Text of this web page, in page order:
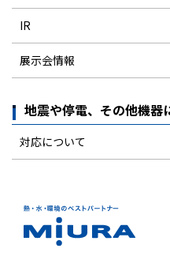
IR
展示会情報
地震や停電、その他機器
対応について